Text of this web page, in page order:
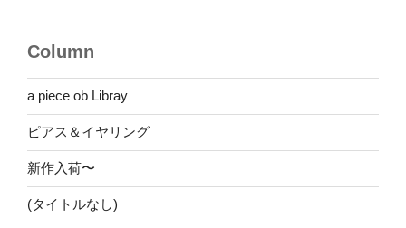
ン
Column
a piece ob Libray
ピアス＆イヤリング
新作入荷〜
(タイトルなし)